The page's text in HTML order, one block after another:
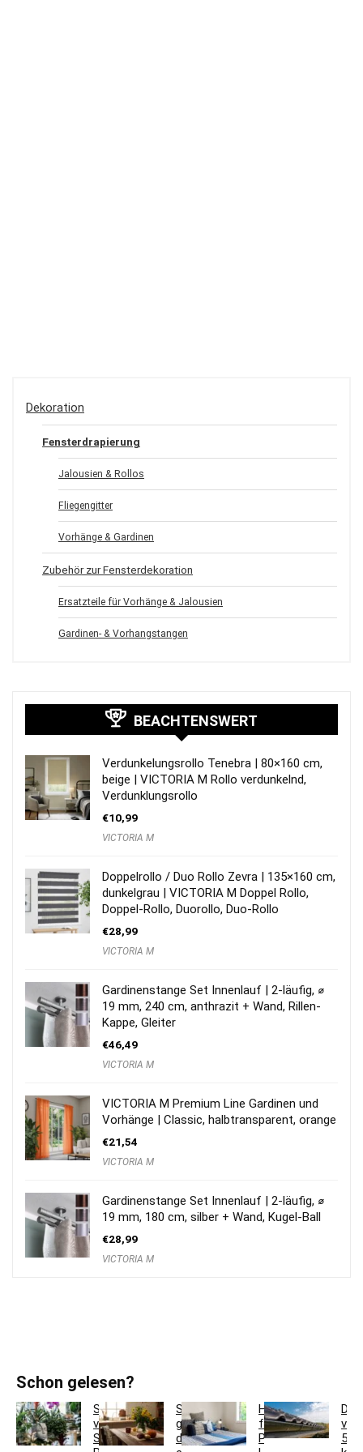
Dekoration
Fensterdrapierung
Jalousien & Rollos
Fliegengitter
Vorhänge & Gardinen
Zubehör zur Fensterdekoration
Ersatzteile für Vorhänge & Jalousien
Gardinen- & Vorhangstangen
BEACHTENSWERT
Verdunkelungsrollo Tenebra | 80×160 cm,
beige | VICTORIA M Rollo verdunkelnd,
Verdunklungsrollo
€10,99
VICTORIA M
Doppelrollo / Duo Rollo Zevra | 135×160 cm,
dunkelgrau | VICTORIA M Doppel Rollo,
Doppel-Rollo, Duorollo, Duo-Rollo
€28,99
VICTORIA M
Gardinenstange Set Innenlauf | 2-läufig, ⌀
19 mm, 240 cm, anthrazit + Wand, Rillen-
Kappe, Gleiter
€46,49
VICTORIA M
VICTORIA M Premium Line Gardinen und
Vorhänge | Classic, halbtransparent, orange
€21,54
VICTORIA M
Gardinenstange Set Innenlauf | 2-läufig, ⌀
19 mm, 180 cm, silber + Wand, Kugel-Ball
€28,99
VICTORIA M
Schon gelesen?
So
verwandeln
Sie
So
gestaltest
du
Hotelbettwäsche
für
Privatkunden:
5